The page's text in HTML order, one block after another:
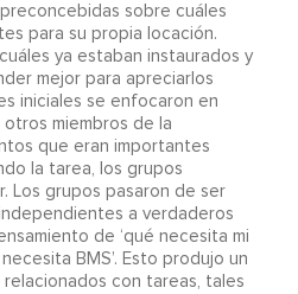
sobre cuáles
para su propia locación.
ya estaban instaurados y
mejor para apreciarlos
iniciales se enfocaron en
miembros de la
que eran importantes
la tarea, los grupos
Los grupos pasaron de ser
a verdaderos
de ‘qué necesita mi
necesita BMS’. Esto produjo un
con tareas, tales